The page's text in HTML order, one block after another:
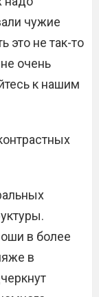
чужие
это не так-то
очень
к нашим
в более
в